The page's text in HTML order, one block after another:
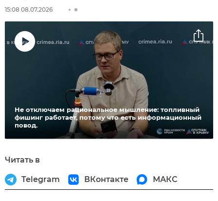
15:08 08.07.2026
Не отключаем рациональное мышление: топливный
фишинг работает, потому что есть информационный
повод.
Читать в
Telegram ВКонтакте МАКС